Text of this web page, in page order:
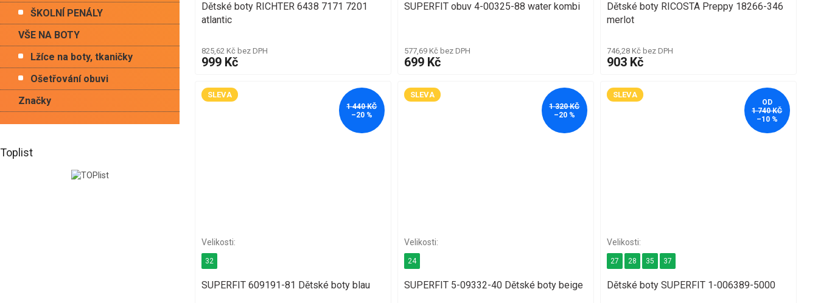
ŠKOLNÍ PENÁLY
VŠE NA BOTY
Lžíce na boty, tkaničky
Ošetřování obuvi
Značky
Toplist
Dětské boty RICHTER 6438 7171 7201
atlantic
825,62 Kč bez DPH
999 Kč
SUPERFIT obuv 4-00325-88 water kombi
577,69 Kč bez DPH
699 Kč
Dětské boty RICOSTA Preppy 18266-346
merlot
746,28 Kč bez DPH
903 Kč
SLEVA
1 440 KČ
–20 %
SUPERFIT 609191-81 Dětské boty blau
32
SLEVA
1 320 KČ
–20 %
SUPERFIT 5-09332-40 Dětské boty beige
24
SLEVA
OD
1 740 KČ
–10 %
Dětské boty SUPERFIT 1-006389-5000
27 28 35 37